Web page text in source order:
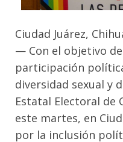
Ciudad Juárez,
— Con el objetivo
participación
diversidad sexual y
Estatal Electoral de
este martes, en
por la inclusión